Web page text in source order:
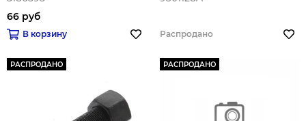
66 руб
В корзину Распродано
РАСПРОДАНО РАСПРОДАНО